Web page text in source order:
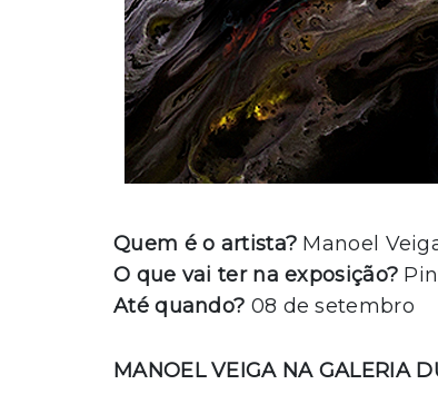
Quem é o artista? Manoel
O que vai ter na exposição?
Até quando? 08 de setembro
MANOEL VEIGA NA GALERIA